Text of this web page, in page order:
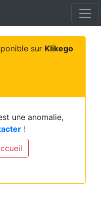
sur Klikego
une anomalie,
!